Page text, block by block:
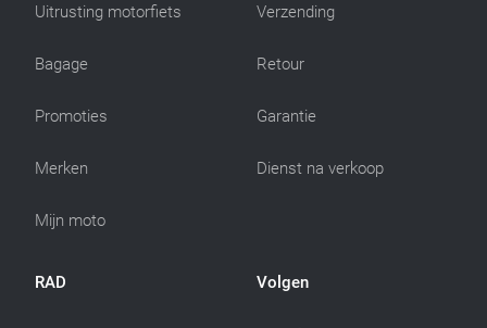
Uitrusting motorfiets
Bagage
Promoties
Merken
Mijn moto
Verzending
Retour
Garantie
Dienst na verkoop
RAD Volgen